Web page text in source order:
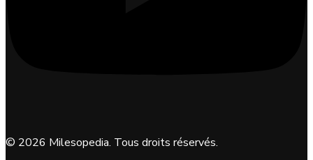
© 2026 Milesopedia. Tous droits réservés.